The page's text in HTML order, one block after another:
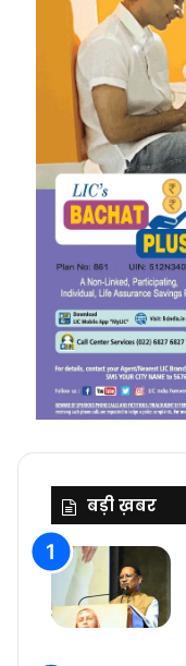
बड़ी ख़बर